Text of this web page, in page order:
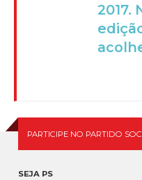
2017.
PARTICIPE NO PARTIDO
SEJA PS